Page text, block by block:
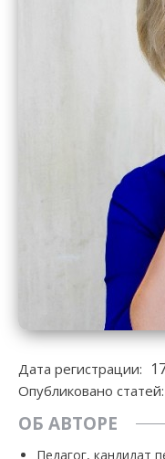
Дата регистрации:
Опубликовано статей:
ОБ АВТОРЕ
Педагог, кандидат